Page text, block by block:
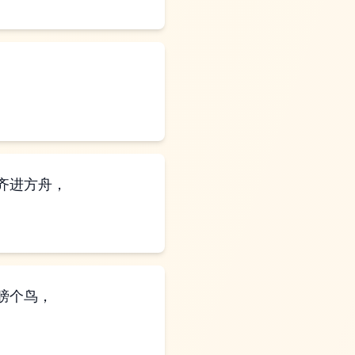
进方舟，
个鸟，